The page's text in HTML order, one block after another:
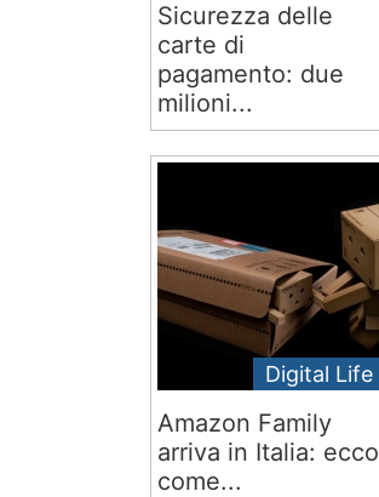
Sicurezza delle
carte di
pagamento: due
milioni...
Digital Life
Amazon Family
arriva in Italia: ecco
come...